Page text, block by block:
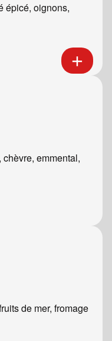
épicé, oignons,
emmental,
de mer, fromage